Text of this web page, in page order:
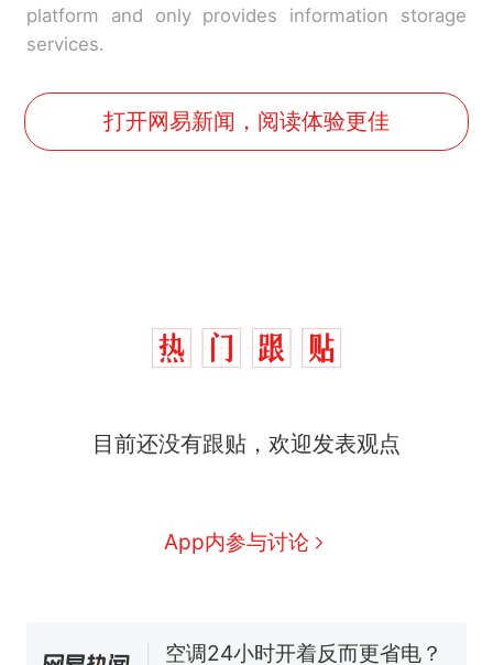
platform and only provides information storage
services.
打开网易新闻，阅读体验更佳
目前还没有跟贴，欢迎发表观点
App内参与讨论
十多万人报名的考试，成绩
全部作废，公平么？
眼了……
视频丨只要一枚命中就能让航